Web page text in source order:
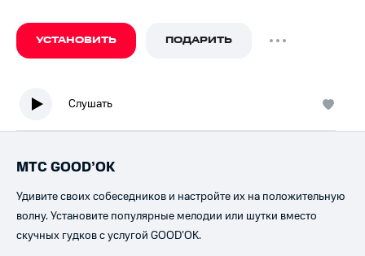
УСТАНОВИТЬ ПОДАРИТЬ
Слушать
МТС GOOD’OK
Удивите своих собеседников и настройте их на положительную
волну. Установите популярные мелодии или шутки вместо
скучных гудков с услугой GOOD’OK.